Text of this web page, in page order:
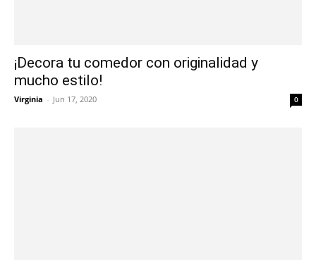
¡Decora tu comedor con originalidad y
mucho estilo!
Virginia - Jun 17, 2020 0